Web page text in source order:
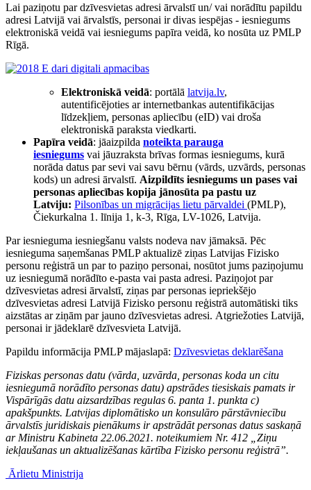
Lai paziņotu par dzīvesvietas adresi ārvalstī un/ vai norādītu papildu
adresi Latvijā vai ārvalstīs, personai ir divas iespējas - iesniegums
elektroniskā veidā vai iesniegums papīra veidā, ko nosūta uz PMLP
Rīgā.
Elektroniskā veidā: portālā latvija.lv,
autentificējoties ar internetbankas autentifikācijas
līdzekļiem, personas apliecību (eID) vai droša
elektroniskā paraksta viedkarti.
Papīra veidā: jāaizpilda noteikta parauga
iesniegums vai jāuzraksta brīvas formas iesniegums, kurā
norāda datus par sevi vai savu bērnu (vārds, uzvārds, personas
kods) un adresi ārvalstī. Aizpildīts iesniegums un pases vai
personas apliecības kopija jānosūta pa pastu uz
Latviju: Pilsonības un migrācijas lietu pārvaldei (PMLP),
Čiekurkalna 1. līnija 1, k-3, Rīga, LV-1026, Latvija.
Par iesnieguma iesniegšanu valsts nodeva nav jāmaksā. Pēc
iesnieguma saņemšanas PMLP aktualizē ziņas Latvijas Fizisko
personu reģistrā un par to paziņo personai, nosūtot jums paziņojumu
uz iesniegumā norādīto e-pasta vai pasta adresi. Paziņojot par
dzīvesvietas adresi ārvalstī, ziņas par personas iepriekšējo
dzīvesvietas adresi Latvijā Fizisko personu reģistrā automātiski tiks
aizstātas ar ziņām par jauno dzīvesvietas adresi. Atgriežoties Latvijā,
personai ir jādeklarē dzīvesvieta Latvijā.
Papildu informācija PMLP mājaslapā: Dzīvesvietas deklarēšana
Fiziskas personas datu (vārda, uzvārda, personas koda un citu
iesniegumā norādīto personas datu) apstrādes tiesiskais pamats ir
Vispārīgās datu aizsardzības regulas 6. panta 1. punkta c)
apakšpunkts. Latvijas diplomātisko un konsulāro pārstāvniecību
ārvalstīs juridiskais pienākums ir apstrādāt personas datus saskaņā
ar Ministru Kabineta 22.06.2021. noteikumiem Nr. 412 „Ziņu
iekļaušanas un aktualizēšanas kārtība Fizisko personu reģistrā”.
Ārlietu Ministrija